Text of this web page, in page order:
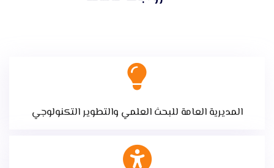
المديرية العامة للبحث العلمي والتطوير التكنولوجي